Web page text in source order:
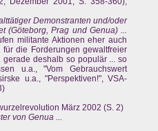
Demonstranten und/oder
(Göteborg, Prag und Genua) ...
militante Aktionen eher auch
für die Forderungen gewaltfreier
gerade deshalb so populär ... so
u.a., "Vom Gebrauchswert
u.a., "Perspektiven!", VSA-
März 2002 (S. 2)
von Genua ...